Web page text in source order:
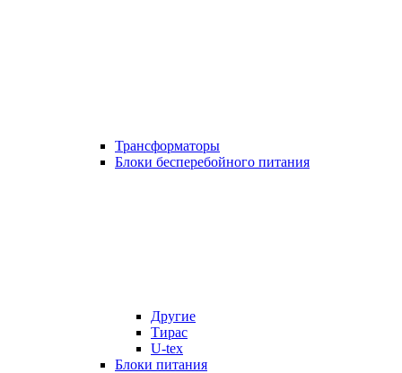
Трансформаторы
Блоки бесперебойного питания
Другие
Тирас
U-tex
Блоки питания